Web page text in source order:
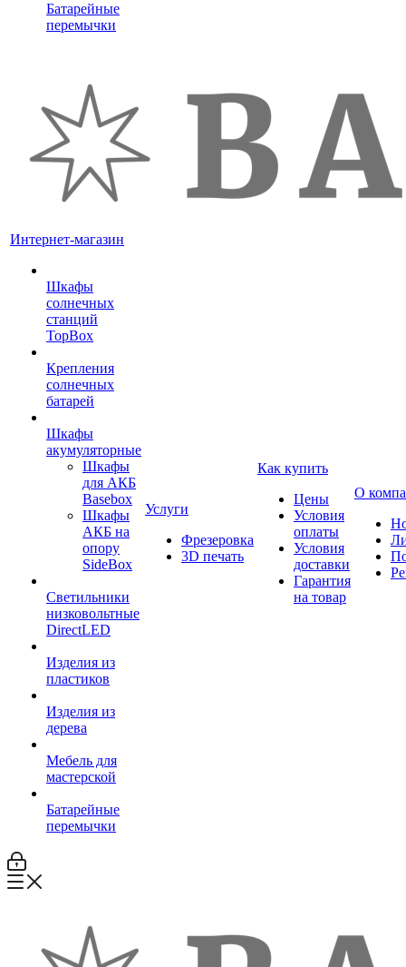
Батарейные
перемычки
Интернет-магазин
Шкафы
солнечных
станций
TopBox
Крепления
солнечных
батарей
Шкафы
акумуляторные
Шкафы
для АКБ
Basebox
Шкафы
АКБ на
опору
SideBox
Светильники
низковольтные
DirectLED
Изделия из
пластиков
Изделия из
дерева
Мебель для
мастерской
Батарейные
перемычки
Услуги
Фрезеровка
3D печать
Как купить
Цены
Условия
оплаты
Условия
доставки
Гарантия
на товар
О